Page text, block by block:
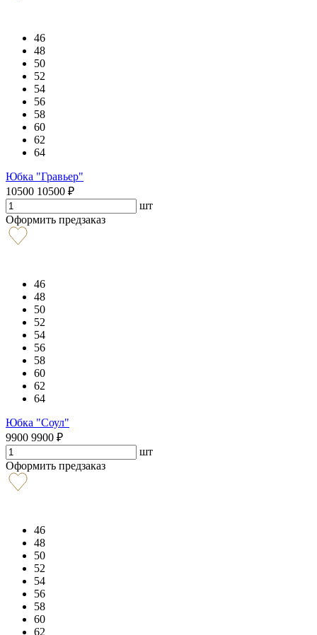
46
48
50
52
54
56
58
60
62
64
Юбка "Гравьер"
10500 10500 ₽
шт
Оформить предзаказ
46
48
50
52
54
56
58
60
62
64
Юбка "Соул"
9900 9900 ₽
шт
Оформить предзаказ
46
48
50
52
54
56
58
60
62